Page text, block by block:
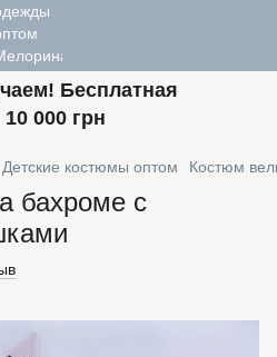
Бесплатная
000 грн
Детские костюмы оптом Костюм
бахроме с